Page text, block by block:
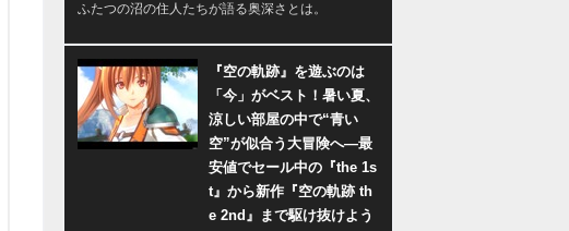
ふたつの沼の住人たちが語る奥深さとは。
『空の軌跡』を遊ぶのは
「今」がベスト！暑い夏、
涼しい部屋の中で“青い
空”が似合う大冒険へ―最
安値でセール中の『the 1s
t』から新作『空の軌跡 th
e 2nd』まで駆け抜けよう